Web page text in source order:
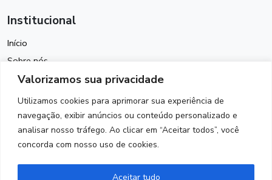
Valorizamos sua privacidade
Utilizamos cookies para aprimorar sua experiência de
navegação, exibir anúncios ou conteúdo personalizado e
analisar nosso tráfego. Ao clicar em “Aceitar todos”, você
concorda com nosso uso de cookies.
Aceitar tudo
Institucional
Início
Sobre nós
Política de Cookies
Termos de Uso
Política de Privacidade
Contato
Siga-nos